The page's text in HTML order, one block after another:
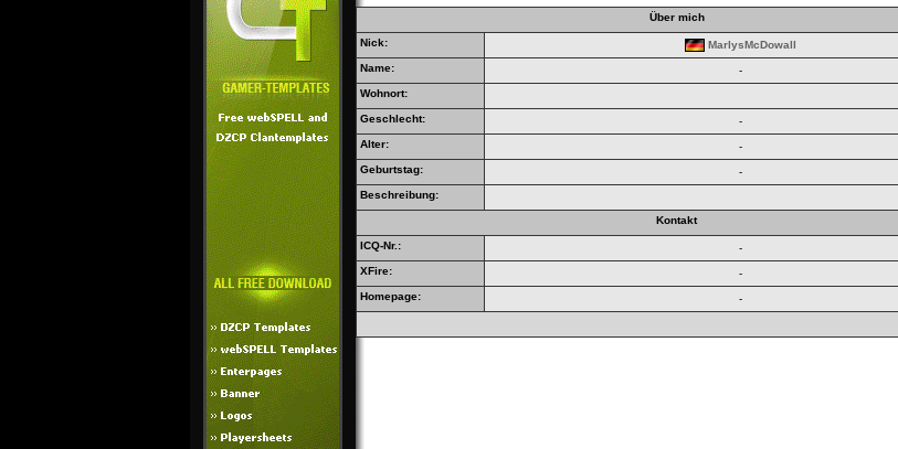
Über mich
Nick:
MarlysMcDowall
Name:
-
Wohnort:
Geschlecht:
-
Alter:
-
Geburtstag:
-
Beschreibung:
Kontakt
ICQ-Nr.:
-
XFire:
-
Homepage:
-